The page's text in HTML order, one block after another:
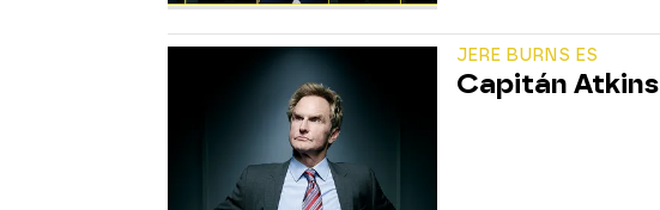
JERE BURNS ES
Capitán Atkins